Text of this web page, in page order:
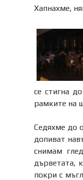
Хапнахме,
се стигна
рамките на
Седяхме до
допиват
снимам
дърветата,
покри с